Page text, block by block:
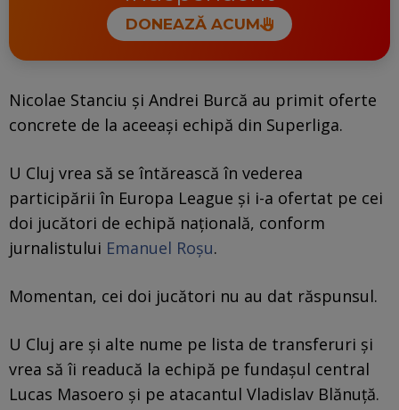
DONEAZĂ ACUM
Nicolae Stanciu și Andrei Burcă au primit oferte
concrete de la aceeași echipă din Superliga.
U Cluj vrea să se întărească în vederea
participării în Europa League și i-a ofertat pe cei
doi jucători de echipă națională, conform
jurnalistului Emanuel Roșu.
Momentan, cei doi jucători nu au dat răspunsul.
U Cluj are și alte nume pe lista de transferuri și
vrea să îi readucă la echipă pe fundașul central
Lucas Masoero și pe atacantul Vladislav Blănuță.